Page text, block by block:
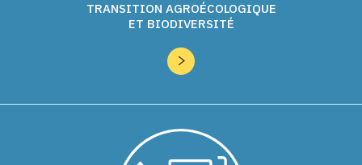
TRANSITION AGROÉCOLOGIQUE
ET BIODIVERSITÉ